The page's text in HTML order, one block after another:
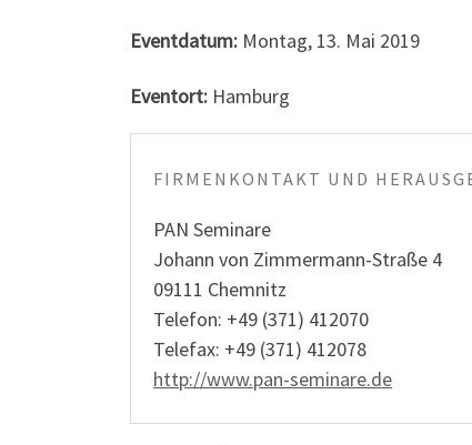
Eventdatum: Montag, 13. Mai 2019
Eventort: Hamburg
FIRMENKONTAKT UND
PAN Seminare
Johann von Zimmermann-Straße 4
09111 Chemnitz
Telefon: +49 (371) 412070
Telefax: +49 (371) 412078
http://www.pan-seminare.de